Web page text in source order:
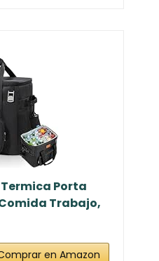
Termica Porta
Trabajo,
en Amazon